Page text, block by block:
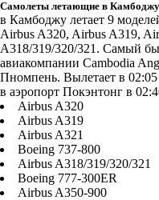
Самолеты летающие в Камбоджу
в Камбоджу летает 9
Airbus A320, Airbus A319,
A318/319/320/321. Самый
авиакомпании Cambodia
Пномпень. Вылетает в 02:05
в аэропорт Покэнтонг в
Airbus A320
Airbus A319
Airbus A321
Boeing 737-800
Airbus A318/319/320/321
Boeing 777-300ER
Airbus A350-900